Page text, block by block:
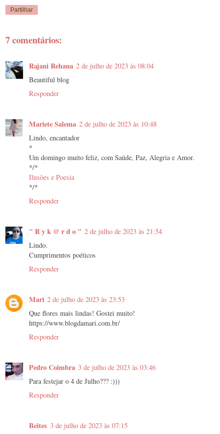
Partilhar
7 comentários:
Rajani Rehana 2 de julho de 2023 às 08:04
Beautiful blog
Responder
Mariete Salema 2 de julho de 2023 às 10:48
Lindo, encantador
*
Um domingo muito feliz, com Saúde, Paz, Alegria e Amor.
*/*
Ilusões e Poesia
*/*
Responder
" R y k @ r d o " 2 de julho de 2023 às 21:54
Lindo.
Cumprimentos poéticos
Responder
Mari 2 de julho de 2023 às 23:53
Que flores mais lindas! Gostei muito!
https://www.blogdamari.com.br/
Responder
Pedro Coimbra 3 de julho de 2023 às 03:46
Para festejar o 4 de Julho??? :)))
Responder
Beites 3 de julho de 2023 às 07:15